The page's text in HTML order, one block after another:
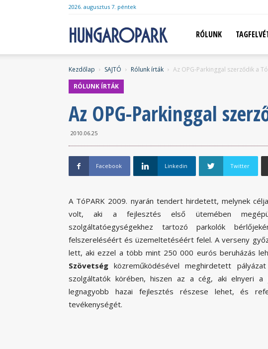
2026. augusztus 7. péntek
HungaroparkRÓLUNK
Kezdőlap SAJTÓ Rólunk írták
Az OPG-Parkinggal szerződik a
RÓLUNK ÍRTÁK
Az OPG-Parkinggal
2010.06.25
Facebook Linkedin Twitter
A TóPARK 2009. nyarán tendert hirdetett, melynek
volt, aki a fejlesztés első ütemében
szolgáltatóegységekhez tartozó parkolók
felszereléséért és üzemeltetéséért felel. A verseny
lett, aki ezzel a több mint 250 000 eurós beruházás
Szövetségközreműködésével meghirdetett
szolgáltatók körében, hiszen az a cég, aki elnyeri
legnagyobb hazai fejlesztés részese lehet, és
tevékenységét.